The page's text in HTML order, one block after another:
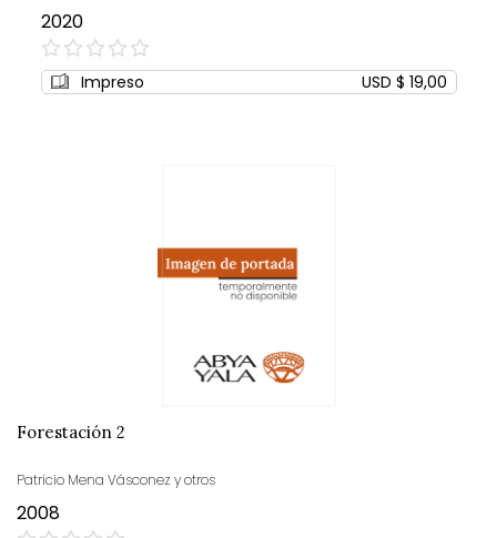
2020
0%
Impreso USD $ 19,00
Forestación 2
Patricio Mena Vásconez y otros
2008